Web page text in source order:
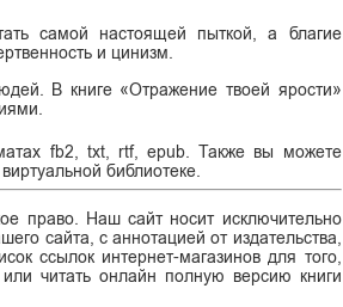
самой настоящей пыткой, а благие
и цинизм.
В книге «Отражение твоей ярости»
fb2, txt, rtf, epub. Также вы можете
библиотеке.
право. Наш сайт носит исключительно
сайта, с аннотацией от издательства,
ссылок интернет-магазинов для того,
читать онлайн полную версию книги